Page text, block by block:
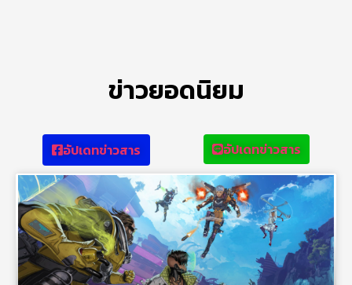
ข่าวยอดนิยม
อัปเดทข่าวสาร อัปเดทข่าวสาร